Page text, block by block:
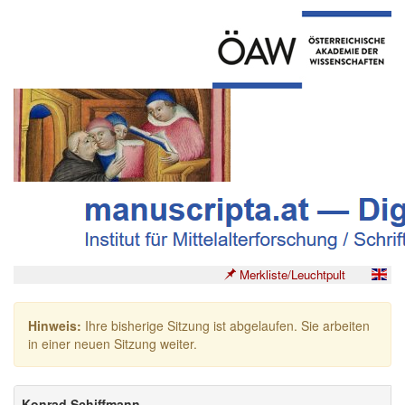
Merkliste/Leuchtpult
Hinweis: Ihre bisherige Sitzung ist abgelaufen. Sie arbeiten
in einer neuen Sitzung weiter.